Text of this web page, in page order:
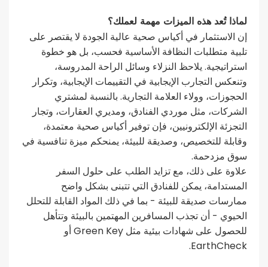
لماذا تُعد هذه الميزات مهمة لعملك؟
إن الاستثمار في أكياس صحية عالية الجودة لا يقتصر على
تلبية متطلبات النظافة الأساسية فحسب، بل هو خطوة
استراتيجية. يلاحظ النزلاء وسائل الراحة المدروسة،
وتنعكس التجارب الإيجابية في التقييمات الإيجابية، وتكرار
الحجوزات، وولاء العلامة التجارية. بالنسبة لمشتري
الشركات، مثل موردي الفنادق، ومديري العقارات، وتجار
التجزئة الإلكترونيين، فإن توفير أكياس صحية معتمدة،
وقابلة للتخصيص، وصديقة للبيئة، يمنحكم ميزة تنافسية في
سوق مزدحمة.
علاوة على ذلك، مع تزايد الطلب على حلول السفر
المستدامة، يمكن للفنادق التي تتبنى بشكل واضح
ممارسات صديقة للبيئة - بما في ذلك المواد القابلة للتحلل
الحيوي - أن تجذب المسافرين المهتمين بالبيئة وتتأهل
للحصول على شهادات بيئية مثل Green Key أو
EarthCheck.